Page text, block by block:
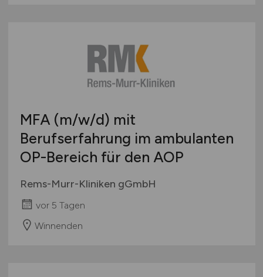
MFA (m/w/d) mit
Berufserfahrung im ambulanten
OP-Bereich für den AOP
Rems-Murr-Kliniken gGmbH
vor 5 Tagen
Winnenden